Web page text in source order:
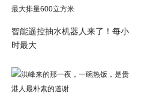
智能遥控抽水机器人来了！每小
时最大